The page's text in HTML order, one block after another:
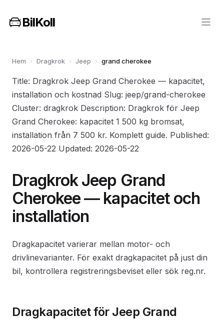
BilKoll
Hem › Dragkrok › Jeep › grand cherokee
Title: Dragkrok Jeep Grand Cherokee — kapacitet,
installation och kostnad Slug: jeep/grand-cherokee
Cluster: dragkrok Description: Dragkrok för Jeep
Grand Cherokee: kapacitet 1 500 kg bromsat,
installation från 7 500 kr. Komplett guide. Published:
2026-05-22 Updated: 2026-05-22
Dragkrok Jeep Grand
Cherokee — kapacitet och
installation
Dragkapacitet varierar mellan motor- och
drivlinevarianter. För exakt dragkapacitet på just din
bil, kontrollera registreringsbeviset eller sök reg.nr.
Dragkapacitet för Jeep Grand